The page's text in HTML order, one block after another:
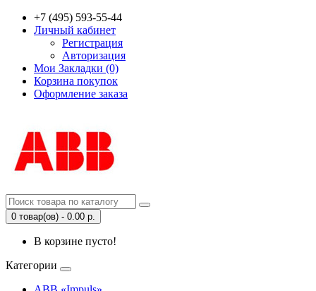
+7 (495) 593-55-44
Личный кабинет
Регистрация
Авторизация
Мои Закладки (0)
Корзина покупок
Оформление заказа
0 товар(ов) - 0.00 р.
В корзине пусто!
Категории